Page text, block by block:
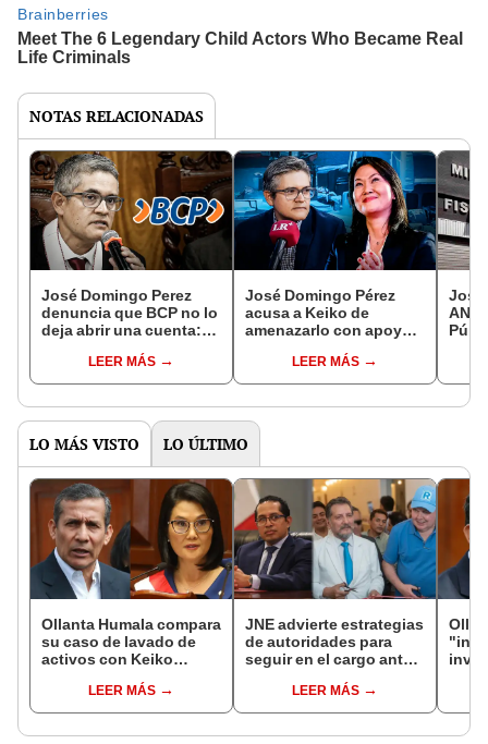
NOTAS RELACIONADAS
José Domingo Perez
denuncia que BCP no lo
deja abrir una cuenta:
están obligados
LEER MÁS
José Domingo Pérez
acusa a Keiko de
amenazarlo con apoyo
muy clara con que me
iré a la cárcel”
LEER MÁS
José
ANC
LO MÁS VISTO LO ÚLTIMO
Ollanta Humala compara
su caso de lavado de
activos con Keiko
recibimos, ella sí
recibió"
LEER MÁS
JNE advierte estrategias
de autoridades para
seguir en el cargo ante
reelecciónLEER MÁS